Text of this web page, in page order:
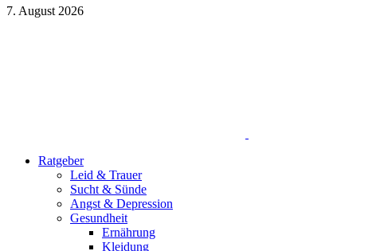
7. August 2026
Ratgeber
Leid & Trauer
Sucht & Sünde
Angst & Depression
Gesundheit
Ernährung
Kleidung